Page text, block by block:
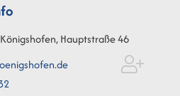
Hauptstraße 46